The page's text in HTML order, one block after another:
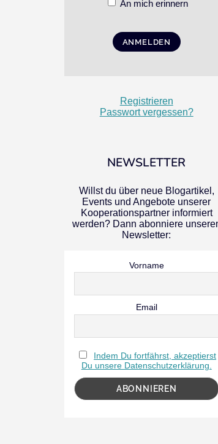
An mich erinnern
Registrieren
Passwort vergessen?
NEWSLETTER
Willst du über neue Blogartikel,
Events und Angebote unserer
Kooperationspartner informiert
werden? Dann abonniere
Newsletter:
Vorname
Email
Indem Du fortfährst, akzeptierst
Du unsere Datenschutzerklärung.